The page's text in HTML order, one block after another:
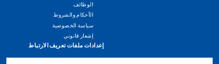
الوظائف
الأحكام والشروط
سياسة الخصوصية
إشعار قانوني
إعدادات ملفات تعريف الارتباط